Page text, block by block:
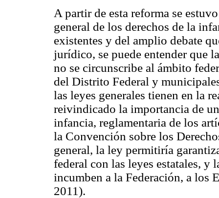
A partir de esta reforma se
general de los derechos de la
existentes y del amplio debate
jurídico, se puede entender que
no se circunscribe al ámbito
del Distrito Federal y
las leyes generales tienen en la
reivindicado la importancia de
infancia, reglamentaria de los
la Convención sobre los
general, la ley permitiría
federal con las leyes estatales, y
incumben a la Federación, a los
2011).